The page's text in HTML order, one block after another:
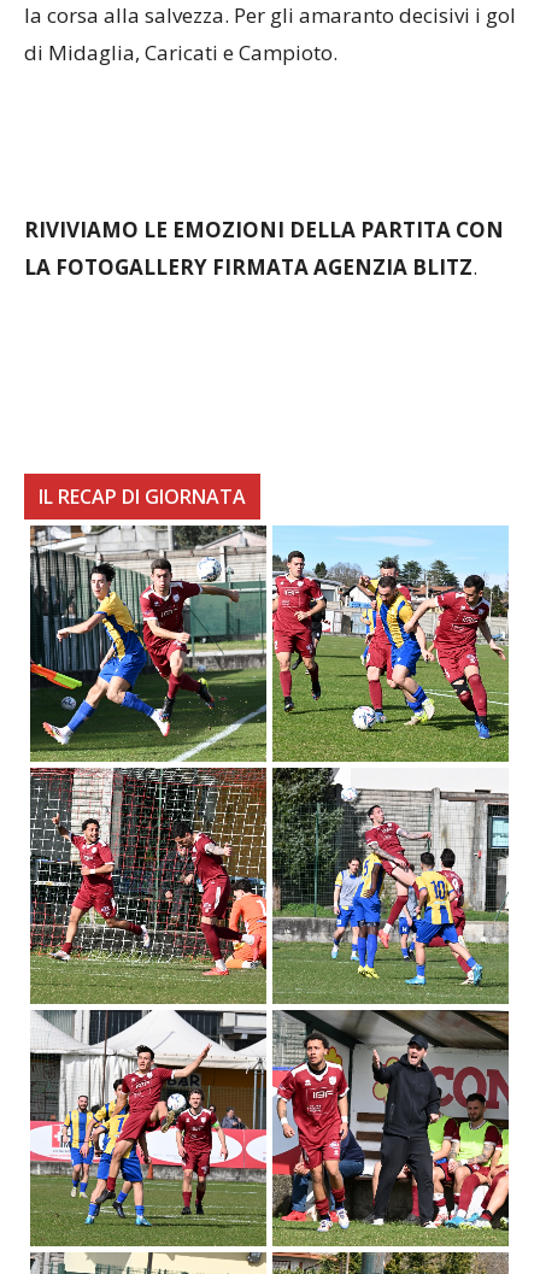
la corsa alla salvezza. Per gli amaranto decisivi i gol
di Midaglia, Caricati e Campioto.
LA FOTOGALLERY FIRMATA AGENZIA BLITZ.